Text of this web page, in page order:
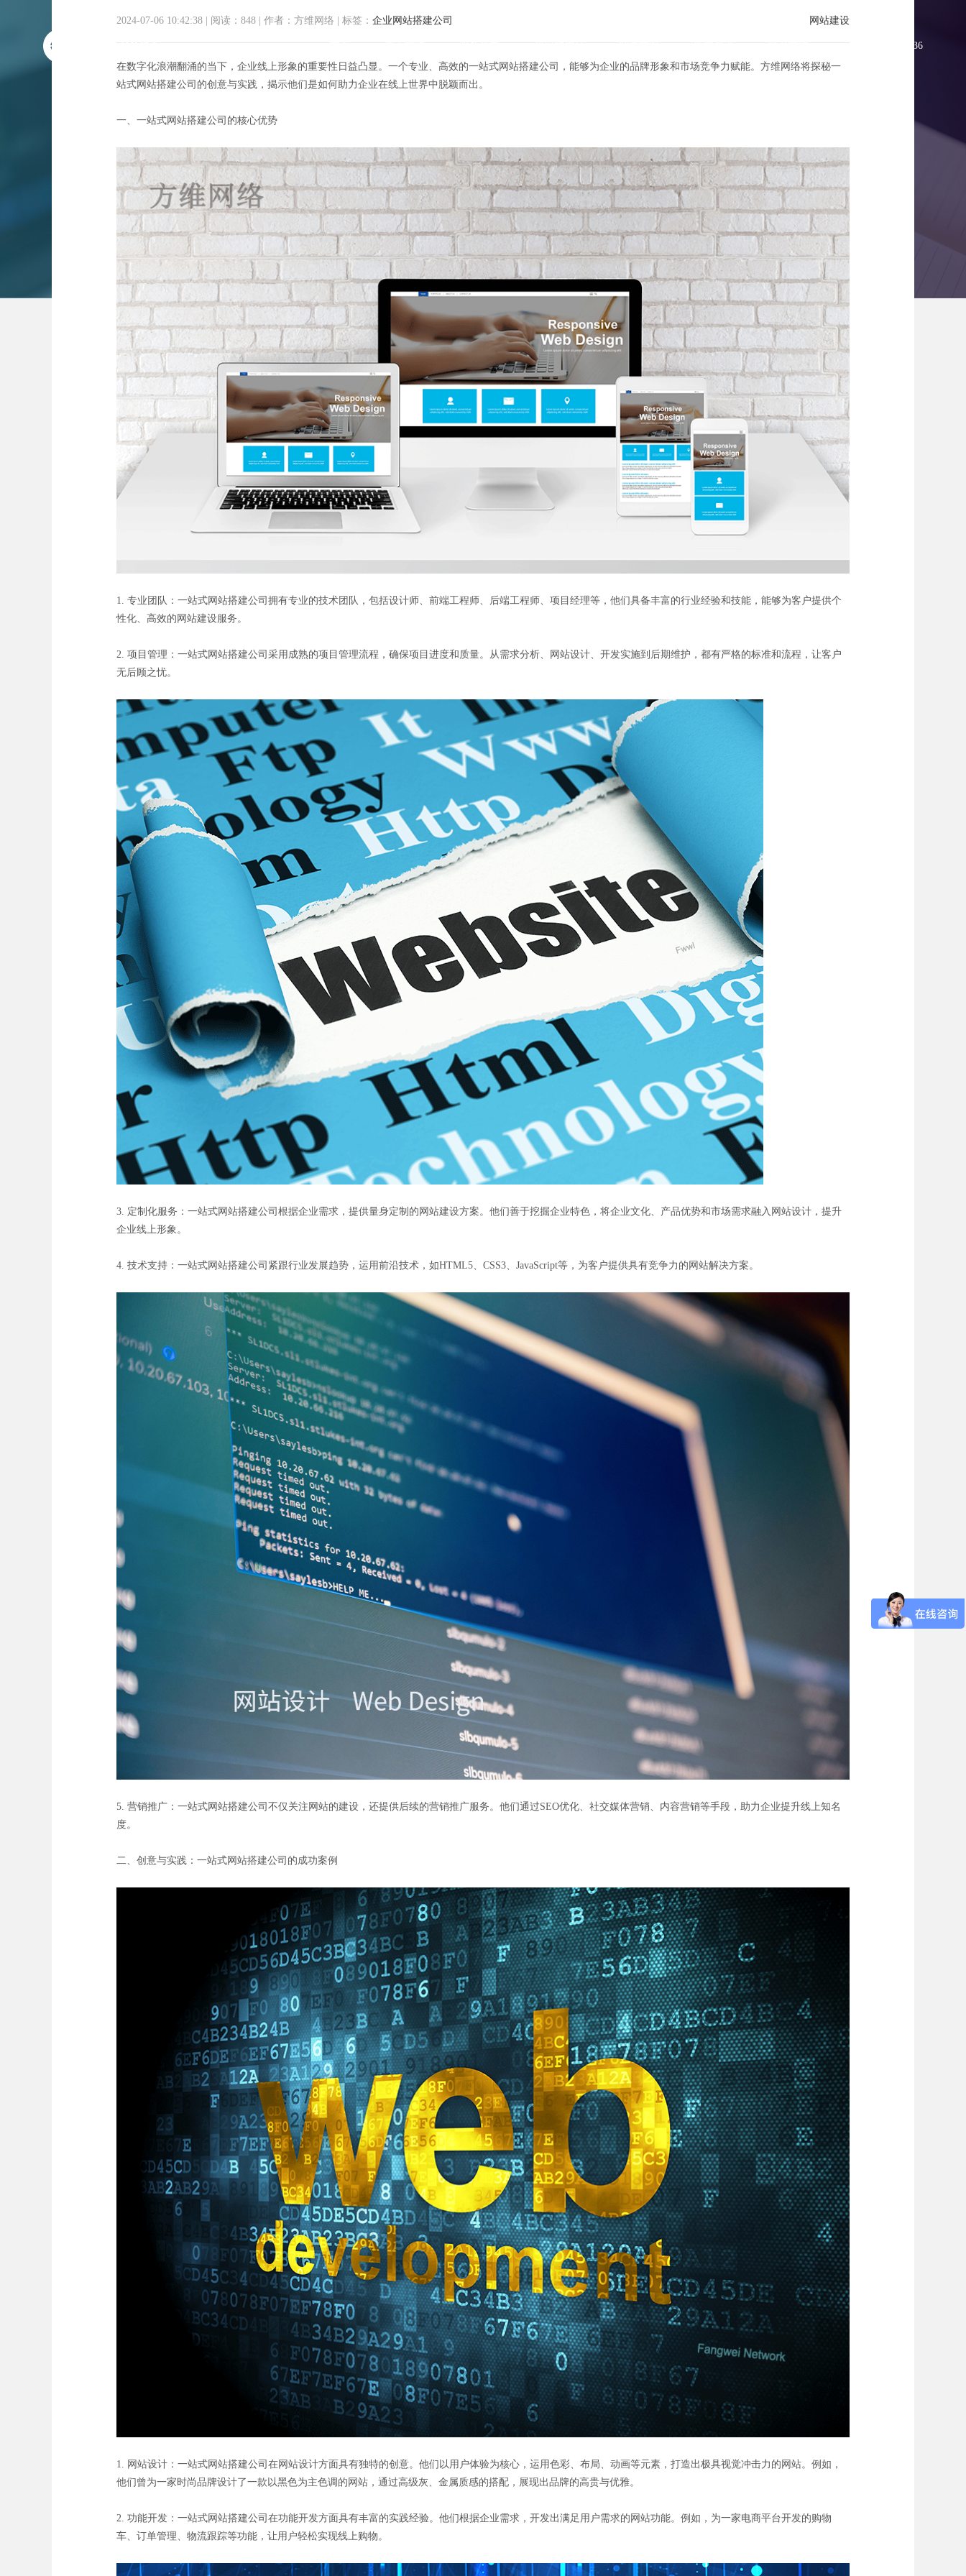
首页 关于方维 服务范围 我们的作品 解决方案 新闻资讯 联系方维 0755-83896336
赋能企业线上形象：探秘一站式网站搭建公司的创意与实践
网站建设
2024-07-06 10:42:38 阅读：848 作者：方维网络 标签： 企业网站搭建公司
在数字化浪潮翻涌的当下，企业线上形象的重要性日益凸显。一个专业、高效的一站式网站搭建公司，能够为企业的品牌形象和市场竞争力赋能。方维网络将探秘一
站式网站搭建公司的创意与实践，揭示他们是如何助力企业在线上世界中脱颖而出。
一、一站式网站搭建公司的核心优势
1. 专业团队：一站式网站搭建公司拥有专业的技术团队，包括设计师、前端工程师、后端工程师、项目经理等，他们具备丰富的行业经验和技能，能够为客户提供个
性化、高效的网站建设服务。
2. 项目管理：一站式网站搭建公司采用成熟的项目管理流程，确保项目进度和质量。从需求分析、网站设计、开发实施到后期维护，都有严格的标准和流程，让客户
无后顾之忧。
3. 定制化服务：一站式网站搭建公司根据企业需求，提供量身定制的网站建设方案。他们善于挖掘企业特色，将企业文化、产品优势和市场需求融入网站设计，提升
企业线上形象。
4. 技术支持：一站式网站搭建公司紧跟行业发展趋势，运用前沿技术，如HTML5、CSS3、JavaScript等，为客户提供具有竞争力的网站解决方案。
5. 营销推广：一站式网站搭建公司不仅关注网站的建设，还提供后续的营销推广服务。他们通过SEO优化、社交媒体营销、内容营销等手段，助力企业提升线上知名
度。
二、创意与实践：一站式网站搭建公司的成功案例
1. 网站设计：一站式网站搭建公司在网站设计方面具有独特的创意。他们以用户体验为核心，运用色彩、布局、动画等元素，打造出极具视觉冲击力的网站。例如，
他们曾为一家时尚品牌设计了一款以黑色为主色调的网站，通过高级灰、金属质感的搭配，展现出品牌的高贵与优雅。
2. 功能开发：一站式网站搭建公司在功能开发方面具有丰富的实践经验。他们根据企业需求，开发出满足用户需求的网站功能。例如，为一家电商平台开发的购物
车、订单管理、物流跟踪等功能，让用户轻松实现线上购物。